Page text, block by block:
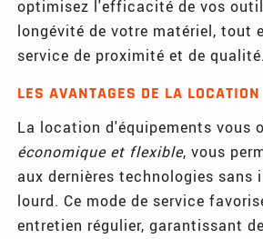
optimisez l'efficacité de vos
longévité de votre matériel, tout
service de proximité et de qualité.
LES AVANTAGES DE LA LOCATION
La location d'équipements vous
économique et flexible, vous
aux dernières technologies sans
lourd. Ce mode de service
entretien régulier, garantissant